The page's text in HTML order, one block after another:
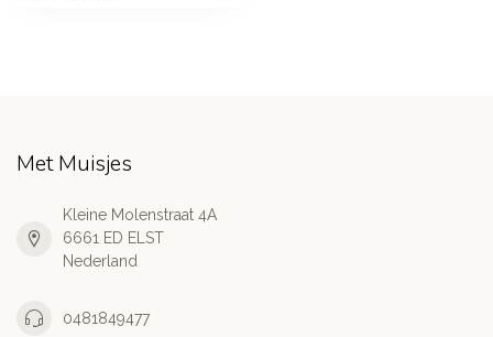
Met Muisjes
Kleine Molenstraat 4A
6661 ED ELST
Nederland
0481849477